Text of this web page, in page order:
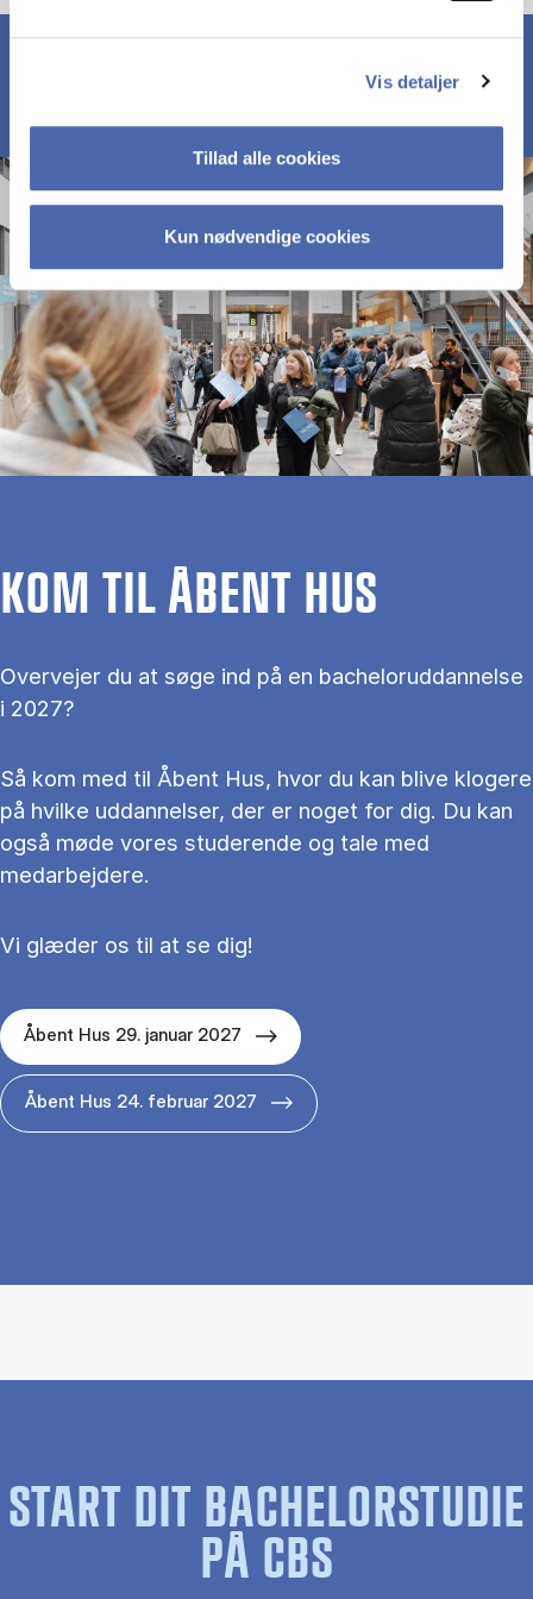
Vis detaljer
Tillad alle cookies
Kun nødvendige cookies
KOM TIL ÅBENT HUS
Overvejer du at søge ind på en bacheloruddannelse
i 2027?
Så kom med til Åbent Hus, hvor du kan blive klogere
på hvilke uddannelser, der er noget for dig. Du kan
også møde vores studerende og tale med
medarbejdere.
Vi glæder os til at se dig!
Åbent Hus 29. januar 2027
Åbent Hus 24. februar 2027
START DIT BACHELORSTUDIE
PÅ CBS